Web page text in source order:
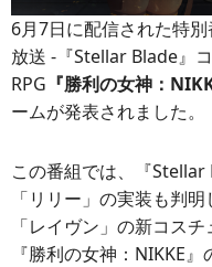
6月7日に配信された特
放送 -『Stellar Blade』
RPG 『勝利の女神：
ームが発表されました。
この番組では、『Stellar
「リリー」の実装も判
「レイヴン」の新コス
『勝利の女神：NIKKE